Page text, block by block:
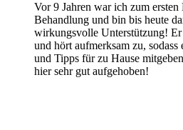
Vor 9 Jahren war ich zum
Behandlung und bin bis heute
wirkungsvolle Unterstützung!
und hört aufmerksam zu, sodass
und Tipps für zu Hause
hier sehr gut aufgehoben!